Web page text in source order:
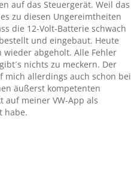
auf das Steuergerät. Weil das
zu diesen Ungereimtheiten
die 12-Volt-Batterie schwach
und eingebaut. Heute
wieder abgeholt. Alle Fehler
nichts zu meckern. Der
mich allerdings auch schon bei
äußerst kompetenten
auf meiner VW-App als
habe.